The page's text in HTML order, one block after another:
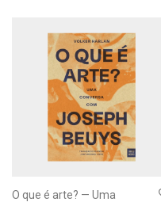
O que é arte? — Uma